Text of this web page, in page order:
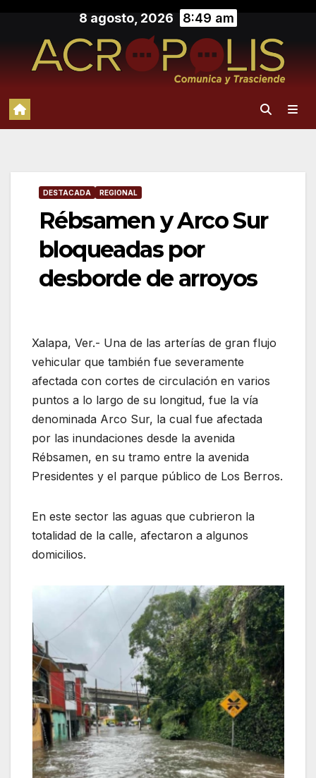
contenido
8 agosto, 2026 8:49 am
DESTACADA REGIONAL
Rébsamen y Arco Sur
bloqueadas por
desborde de arroyos
Xalapa, Ver.- Una de las arterías de gran flujo
vehicular que también fue severamente
afectada con cortes de circulación en varios
puntos a lo largo de su longitud, fue la vía
denominada Arco Sur, la cual fue afectada
por las inundaciones desde la avenida
Rébsamen, en su tramo entre la avenida
Presidentes y el parque público de Los Berros.
En este sector las aguas que cubrieron la
totalidad de la calle, afectaron a algunos
domicilios.